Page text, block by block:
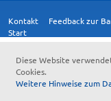
Kontakt Feedback zur
Start
Diese Website
Cookies.
Weitere Hinweise zum